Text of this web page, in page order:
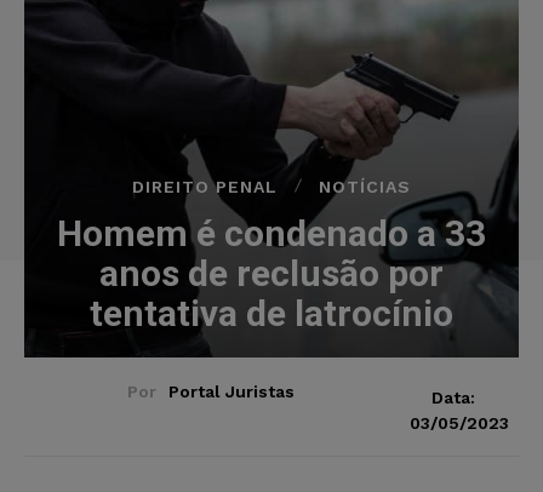
DIREITO PENAL NOTÍCIAS
Homem é condenado a 33
anos de reclusão por
tentativa de latrocínio
Por Portal Juristas
Data:
03/05/2023